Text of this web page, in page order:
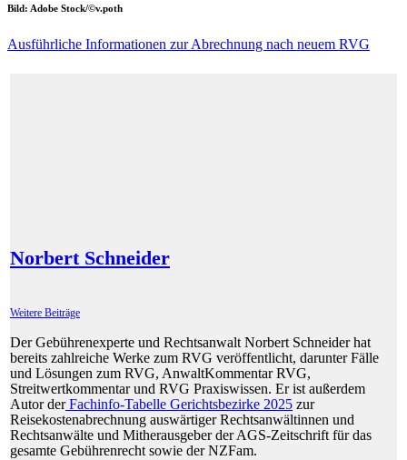
Bild: Adobe Stock/©v.poth
Ausführliche Informationen zur Abrechnung nach neuem RVG
Norbert Schneider
Weitere Beiträge
Der Gebührenexperte und Rechtsanwalt Norbert Schneider hat
bereits zahlreiche Werke zum RVG veröffentlicht, darunter Fälle
und Lösungen zum RVG, AnwaltKommentar RVG,
Streitwertkommentar und RVG Praxiswissen. Er ist außerdem
Autor derFachinfo-Tabelle Gerichtsbezirke 2025 zur
Reisekostenabrechnung auswärtiger Rechtsanwältinnen und
Rechtsanwälte und Mitherausgeber der AGS-Zeitschrift für das
gesamte Gebührenrecht sowie der NZFam.